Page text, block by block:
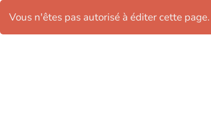
Vous n'êtes pas autorisé à éditer cette